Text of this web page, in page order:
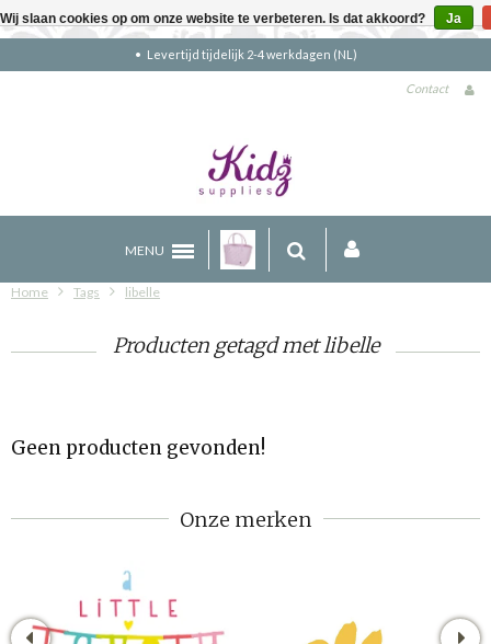
Levertijd tijdelijk 2-4 werkdagen (NL)
Contact
MENU
Home Tags libelle
Producten getagd met libelle
Geen producten gevonden!
Onze merken
Wij slaan cookies op om onze website te verbeteren. Is dat akkoord? Ja